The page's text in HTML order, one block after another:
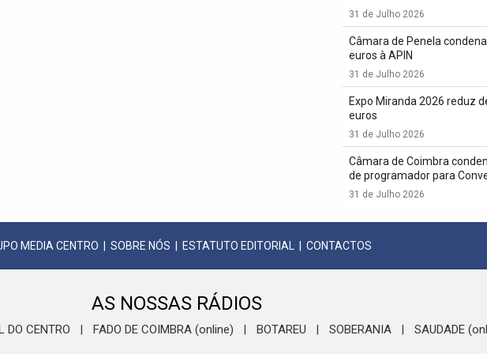
31 de Julho 2026
Câmara de Penela
euros à APIN
31 de Julho 2026
Expo Miranda 2026 reduz
euros
31 de Julho 2026
Câmara de Coimbra
de programador para
31 de Julho 2026
MEDIA CENTRO SOBRE NÓS ESTATUTO EDITORIAL CONTACTOS
AS NOSSAS RÁDIOS
DO CENTRO FADO DE COIMBRA (online) BOTAREU SOBERANIA SAUDADE